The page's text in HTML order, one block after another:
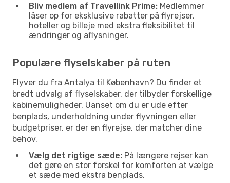
Bliv medlem af Travellink Prime: Medlemmer
låser op for eksklusive rabatter på flyrejser,
hoteller og billeje med ekstra fleksibilitet til
ændringer og aflysninger.
Populære flyselskaber på ruten
Flyver du fra Antalya til København? Du finder et
bredt udvalg af flyselskaber, der tilbyder forskellige
kabinemuligheder. Uanset om du er ude efter
benplads, underholdning under flyvningen eller
budgetpriser, er der en flyrejse, der matcher dine
behov.
Vælg det rigtige sæde: På længere rejser kan
det gøre en stor forskel for komforten at vælge
et sæde med ekstra benplads.